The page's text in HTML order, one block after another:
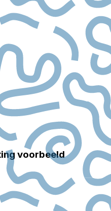
voorbeeld